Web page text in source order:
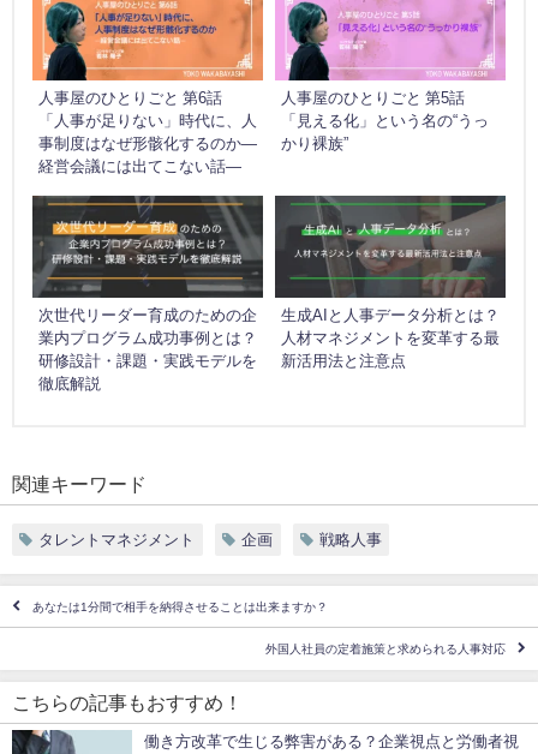
人事屋のひとりごと 第6話
「人事が足りない」時代に、人
事制度はなぜ形骸化するのか―
経営会議には出てこない話―
人事屋のひとりごと 第5話
「見える化」という名の“うっ
かり裸族”
次世代リーダー育成のための企
業内プログラム成功事例とは？
研修設計・課題・実践モデルを
徹底解説
生成AIと人事データ分析とは？
人材マネジメントを変革する最
新活用法と注意点
関連キーワード
タレントマネジメント 企画 戦略人事
あなたは1分間で相手を納得させることは出来ますか？
外国人社員の定着施策と求められる人事対応
こちらの記事もおすすめ！
働き方改革で生じる弊害がある？企業視点と労働者視